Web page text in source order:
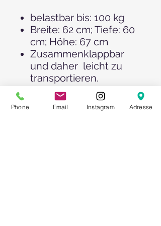
belastbar bis: 100 kg
Breite: 62 cm; Tiefe: 60
cm; Höhe: 67 cm
Zusammenklappbar
und daher leicht zu
transportieren.
Natürlich bieten wir Ihnen
auch die passenden
Phone Email Instagram Adresse